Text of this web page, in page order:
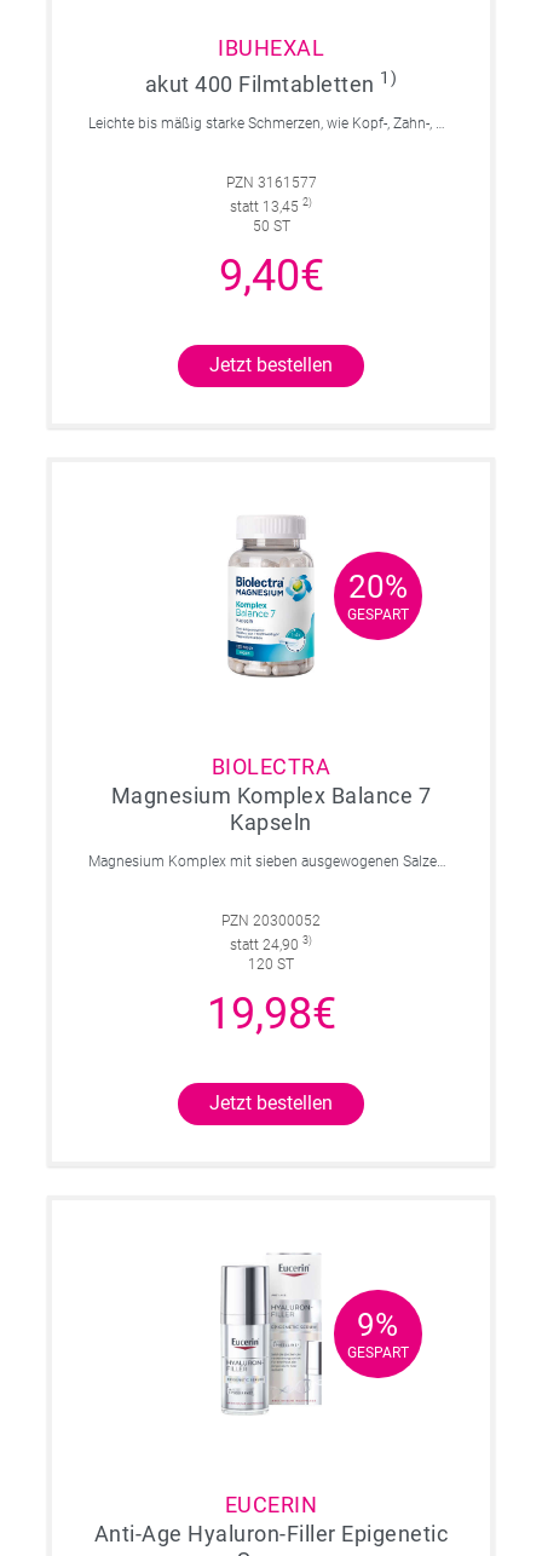
IBUHEXAL
akut 400 Filmtabletten 1)
Leichte bis mäßig starke Schmerzen, wie Kopf-, Zahn-, Regelschmerzen, Fieber.
PZN 3161577
statt 13,45 2)
50 ST
9,40€
Jetzt bestellen
20%
GESPART
20%
GESPART
BIOLECTRA
Magnesium Komplex Balance 7
Kapseln
Magnesium Komplex mit sieben ausgewogenen Salzen für eine flexible und gut verträgliche tägliche Magnesiumversorgung. Vegan, ohne unnötige Zusatzstoffe und leicht zu schlucken.
PZN 20300052
statt 24,90 3)
120 ST
19,98€
Jetzt bestellen
9%
GESPART
9%
GESPART
EUCERIN
Anti-Age Hyaluron-Filler Epigenetic